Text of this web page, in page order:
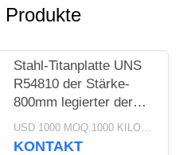
Produkte
Stahl-Titanplatte UNS
R54810 der Stärke-
800mm legierter der
Breiten-2500mm
USD 1000 MOQ:1000 KILOGRAMM
KONTAKT